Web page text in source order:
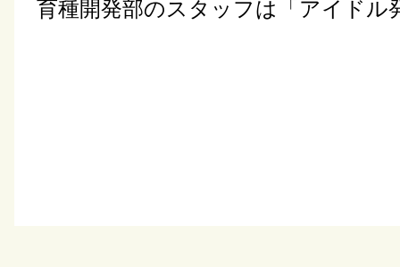
育種開発部のスタッフは「アイドル